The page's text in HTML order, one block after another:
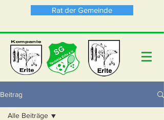
Rat der Gemeinde
Beitrag
Alle Beiträge